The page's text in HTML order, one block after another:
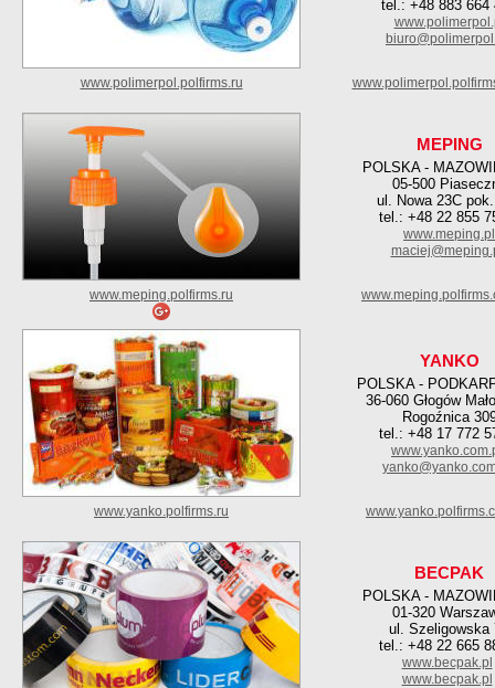
tel.: +48 883 664
www.polimerpol.polfirms.ru
MEPING
POLSKA -
05-500
ul. Nowa 23C
tel.: +48 22 855
www.meping.pl
www.meping.polfirms.ru
YANKO
POLSKA -
36-060 Głogów
Rogoźnica
tel.: +48 17 772
www.yanko.polfirms.ru
BECPAK
POLSKA -
01-320
ul. Szeligowska
tel.: +48 22 665
www.becpak.pl
www.becpak.pl